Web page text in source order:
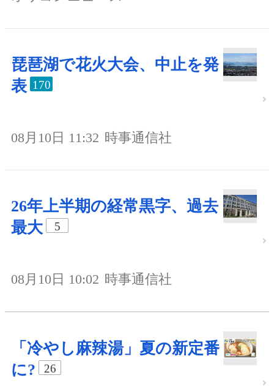
琵琶湖で花火大会、中止を発
表 170
08月10日 11:32 時事通信社
26年上半期の経常黒字、過去
最大
5
08月10日 10:02 時事通信社
「冷やし麻辣湯」夏の新定番
に?
26